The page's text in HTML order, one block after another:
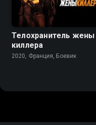
Телохранитель жены
киллера
2020, Франция, Боевик